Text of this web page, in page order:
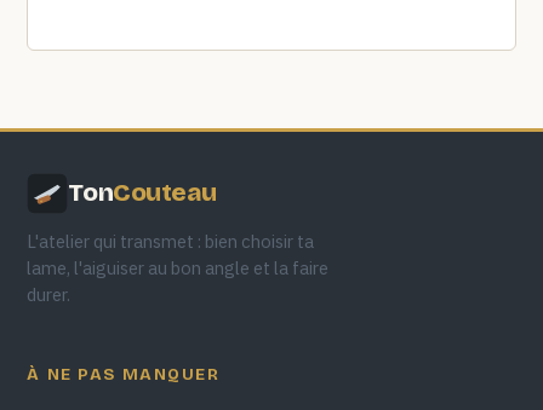
TonCouteau
L'atelier qui transmet : bien choisir ta
lame, l'aiguiser au bon angle et la faire
durer.
À NE PAS MANQUER